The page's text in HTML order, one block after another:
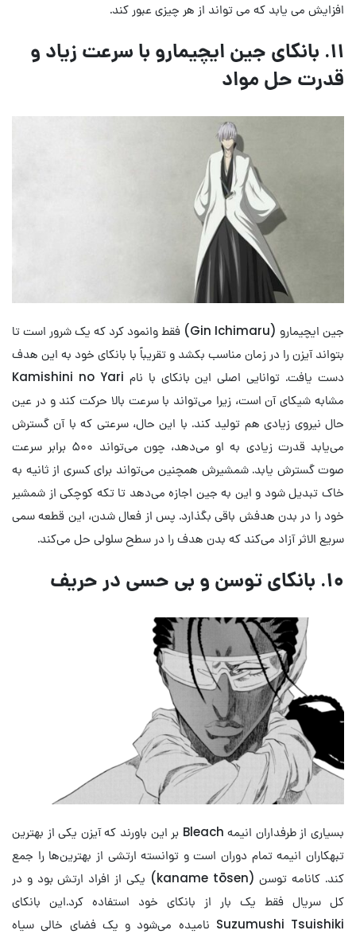
افزایش می یابد که می تواند از هر چیزی عبور کند.
۱۱. بانکای جین ایچیمارو با سرعت زیاد و
قدرت حل مواد
جین ایچیمارو (Gin Ichimaru) فقط وانمود کرد که یک شرور است تا
بتواند آیزن را در زمان مناسب بکشد و تقریباً با بانکای خود به این هدف
دست یافت. توانایی اصلی این بانکای با نام Kamishini no Yari
مشابه شیکای آن است، زیرا می‌تواند با سرعت‌ بالا حرکت کند و در عین
حال نیروی زیادی هم تولید کند. با این حال، سرعتی که با آن گسترش
می‌یابد قدرت زیادی به او می‌دهد، چون می‌تواند ۵۰۰ برابر سرعت
صوت گسترش یابد. شمشیرش همچنین می‌تواند برای کسری از ثانیه به
خاک تبدیل شود و این به جین اجازه می‌دهد تا تکه کوچکی از شمشیر
خود را در بدن هدفش باقی بگذارد. پس از فعال شدن، این قطعه سمی
سریع الاثر آزاد می‌کند که بدن هدف را در سطح سلولی حل می‌کند.
۱۰. بانکای توسن و بی حسی در حریف
بسیاری از طرفداران انیمه Bleach بر این باورند که آیزن یکی از بهترین
تبهکاران انیمه تمام دوران است و توانسته ارتشی از بهترین‌ها را جمع
کند. کانامه توسن (kaname tōsen) یکی از افراد ارتش بود و در
کل سریال فقط یک بار از بانکای خود استفاده کرد.این بانکای
Suzumushi Tsuishiki نامیده می‌شود و یک فضای خالی سیاه